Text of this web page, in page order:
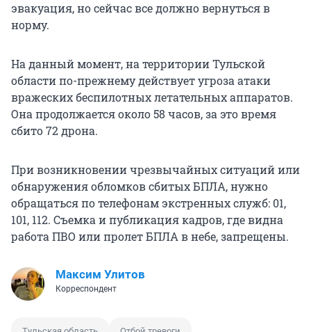
эвакуация, но сейчас все должно вернуться в
норму.
На данный момент, на территории Тульской
области по-прежнему действует угроза атаки
вражеских беспилотных летательных аппаратов.
Она продолжается около 58 часов, за это время
сбито 72 дрона.
При возникновении чрезвычайных ситуаций или
обнаружения обломков сбитых БПЛА, нужно
обращаться по телефонам экстренных служб: 01,
101, 112. Съемка и публикация кадров, где видна
работа ПВО или пролет БПЛА в небе, запрещены.
Максим Улитов
Корреспондент